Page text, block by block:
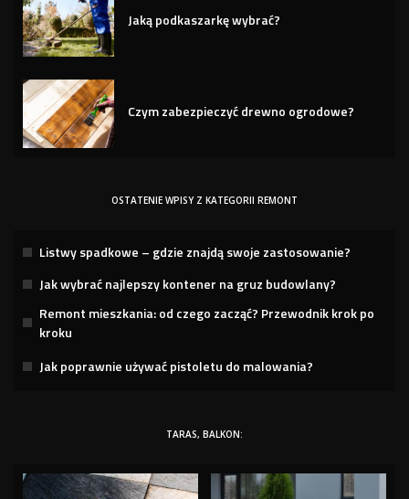
Jaką podkaszarkę wybrać?
Czym zabezpieczyć drewno ogrodowe?
OSTATENIE WPISY Z KATEGORII REMONT
Listwy spadkowe – gdzie znajdą swoje zastosowanie?
Jak wybrać najlepszy kontener na gruz budowlany?
Remont mieszkania: od czego zacząć? Przewodnik krok po
kroku
Jak poprawnie używać pistoletu do malowania?
TARAS, BALKON: